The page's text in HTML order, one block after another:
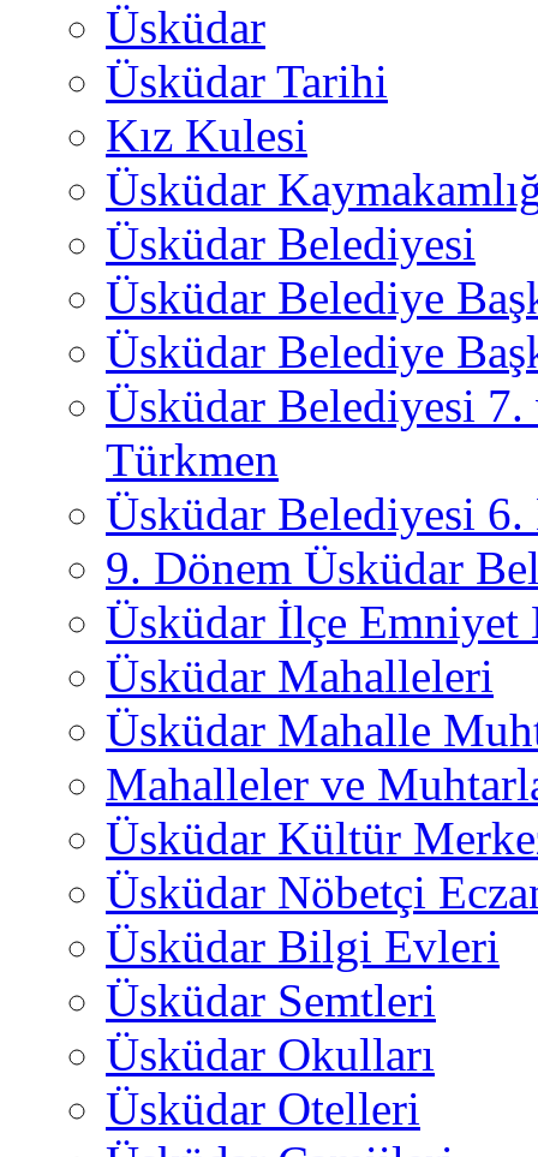
Üsküdar
Üsküdar Tarihi
Kız Kulesi
Üsküdar
Üsküdar Belediyesi
Üsküdar Belediye
Üsküdar Belediye
Üsküdar Belediyesi
Türkmen
Üsküdar Belediyesi 6.
9. Dönem Üsküdar
Üsküdar İlçe
Üsküdar Mahalleleri
Üsküdar Mahalle
Mahalleler ve
Üsküdar Kültür
Üsküdar Nöbetçi
Üsküdar Bilgi Evleri
Üsküdar Semtleri
Üsküdar Okulları
Üsküdar Otelleri